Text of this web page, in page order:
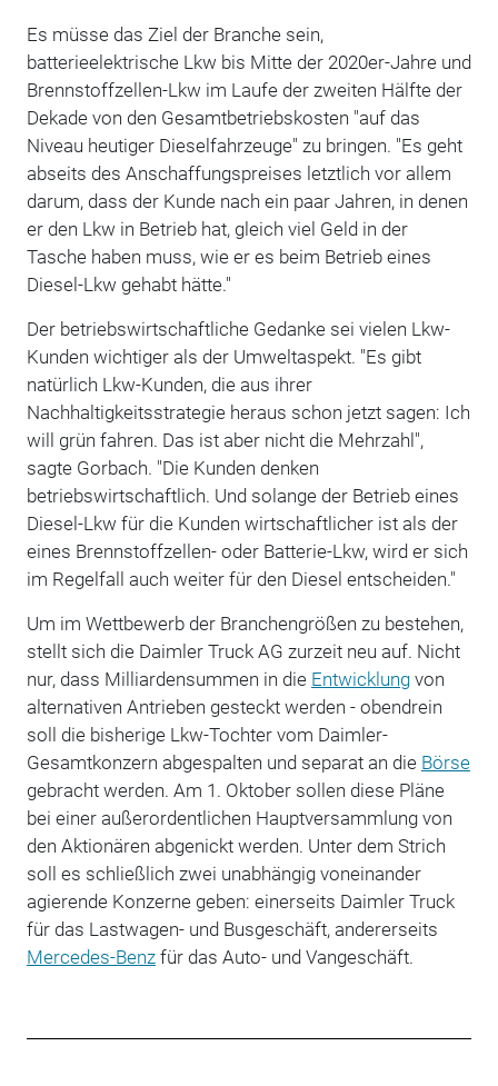
Es müsse das Ziel der Branche sein,
batterieelektrische Lkw bis Mitte der 2020er-Jahre und
Brennstoffzellen-Lkw im Laufe der zweiten Hälfte der
Dekade von den Gesamtbetriebskosten "auf das
Niveau heutiger Dieselfahrzeuge" zu bringen. "Es geht
abseits des Anschaffungspreises letztlich vor allem
darum, dass der Kunde nach ein paar Jahren, in denen
er den Lkw in Betrieb hat, gleich viel Geld in der
Tasche haben muss, wie er es beim Betrieb eines
Diesel-Lkw gehabt hätte."
Der betriebswirtschaftliche Gedanke sei vielen Lkw-
Kunden wichtiger als der Umweltaspekt. "Es gibt
natürlich Lkw-Kunden, die aus ihrer
Nachhaltigkeitsstrategie heraus schon jetzt sagen: Ich
will grün fahren. Das ist aber nicht die Mehrzahl",
sagte Gorbach. "Die Kunden denken
betriebswirtschaftlich. Und solange der Betrieb eines
Diesel-Lkw für die Kunden wirtschaftlicher ist als der
eines Brennstoffzellen- oder Batterie-Lkw, wird er sich
im Regelfall auch weiter für den Diesel entscheiden."
Um im Wettbewerb der Branchengrößen zu bestehen,
stellt sich die Daimler Truck AG zurzeit neu auf. Nicht
nur, dass Milliardensummen in die Entwicklungvon
alternativen Antrieben gesteckt werden - obendrein
soll die bisherige Lkw-Tochter vom Daimler-
Gesamtkonzern abgespalten und separat an die Börse
gebracht werden. Am 1. Oktober sollen diese Pläne
bei einer außerordentlichen Hauptversammlung von
den Aktionären abgenickt werden. Unter dem Strich
soll es schließlich zwei unabhängig voneinander
agierende Konzerne geben: einerseits Daimler Truck
für das Lastwagen- und Busgeschäft, andererseits
Mercedes-Benzfür das Auto- und Vangeschäft.